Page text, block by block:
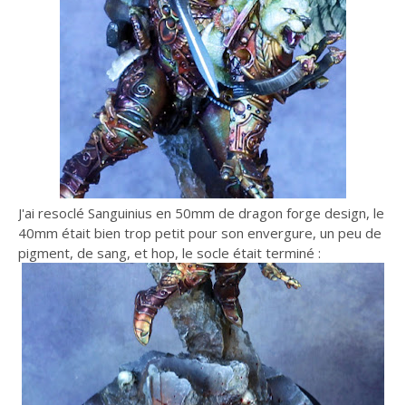
J'ai resoclé Sanguinius en 50mm de dragon forge design, le
40mm était bien trop petit pour son envergure, un peu de
pigment, de sang, et hop, le socle était terminé :